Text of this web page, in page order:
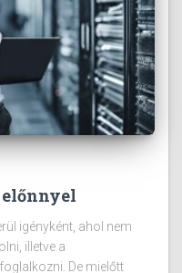
előnnyel
igényként, ahol nem
illetve a
De mielőtt